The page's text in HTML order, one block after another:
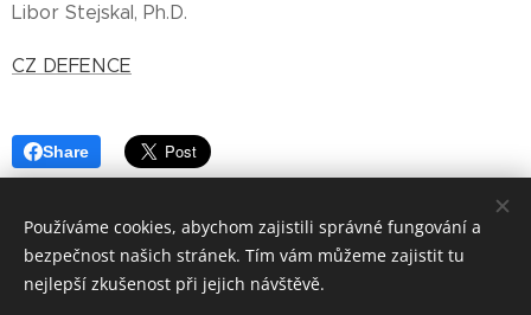
Libor Stejskal, Ph.D.
CZ DEFENCE
Share
Najdete nás i zde:
Používáme cookies, abychom zajistili správné fungování a
bezpečnost našich stránek. Tím vám můžeme zajistit tu
nejlepší zkušenost při jejich návštěvě.